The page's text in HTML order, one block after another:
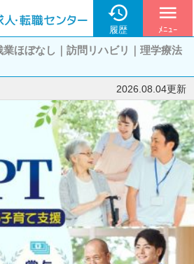

履歴
menu
ﾒﾆｭｰ
業ほぼなし｜訪問リハビリ｜理学療法
2026.08.04更新